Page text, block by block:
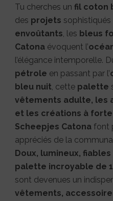
Tu cherches un fil coton
des projets sophistiqués
envoûtants, les bleus
Catona évoquent l’
l’élégance intemporelle.
pétrole en passant par l’
bleu nuit, cette palette
vêtements adulte, les
et les créations à
Scheepjes Catona font
appréciés de la
Doux, lumineux, fiables
palette incroyable de
sont devenues un
vêtements,